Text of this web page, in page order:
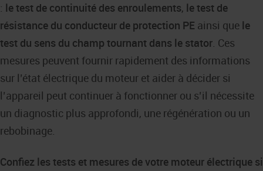
: le test de continuité des enroulements, le test de
résistance du conducteur de protection PE ainsi que le
test du sens du champ tournant dans le stator. Ces
mesures peuvent fournir rapidement des informations
sur l’état électrique du moteur et aider à décider si
l’appareil peut continuer à fonctionner ou s’il nécessite
un diagnostic plus approfondi, une régénération ou un
rebobinage.
Confiez les tests et mesures de votre moteur électrique si